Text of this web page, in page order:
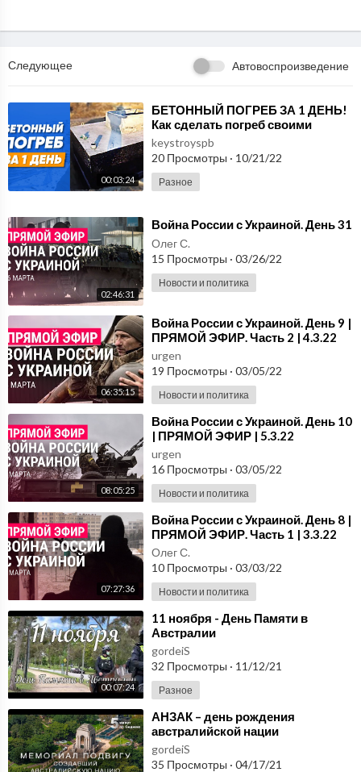
Следующее Автовоспроизведение
00:03:24
⁣БЕТОННЫЙ ПОГРЕБ ЗА 1 ДЕНЬ!
Как сделать погреб своими
руками?
keystroyspb
20 Просмотры · 10/21/22
Разное
02:46:31
⁣Война России с Украиной. День 31
Олег С.
15 Просмотры · 03/26/22
Новости и политика
06:35:15
⁣Война России с Украиной. День 9 |
ПРЯМОЙ ЭФИР. Часть 2 | 4.3.22
urgen
19 Просмотры · 03/05/22
Новости и политика
08:05:25
⁣Война России с Украиной. День 10
| ПРЯМОЙ ЭФИР | 5.3.22
urgen
16 Просмотры · 03/05/22
Новости и политика
07:27:36
⁣Война России с Украиной. День 8 |
ПРЯМОЙ ЭФИР. Часть 1 | 3.3.22
Олег С.
10 Просмотры · 03/03/22
Новости и политика
00:07:24
⁣11 ноября - День Памяти в
Австралии
gordeiS
32 Просмотры · 11/12/21
Разное
⁣АНЗАК – день рождения
австралийской нации
gordeiS
35 Просмотры · 04/17/21